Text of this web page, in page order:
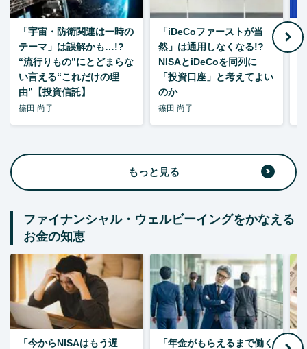
「宇宙・防衛関連は一時の
テーマ」は誤解かも…!?
“流行りもの”にとどまらな
い言える“これだけの理
由”【投資信託】
篠田 尚子
「iDeCoファーストが当
然」は通用しなくなる!?
NISAとiDeCoを同列に
「投資口座」と考えてよい
のか
篠田 尚子
もっと見る
ファイナンシャル・ウェルビーイングをかなえる
お金の知恵
「今からNISAはもう遅
「年金がもらえるまで働く